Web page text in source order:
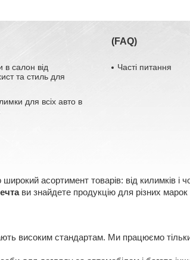
в салон від
та стиль для
для всіх авто в
(FAQ)
Часті питання
асортимент товарів: від килимків і
ви знайдете продукцію для різних марок
високим стандартам. Ми працюємо